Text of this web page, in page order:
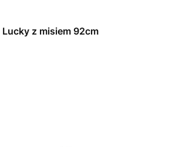
Lucky z misiem 92cm